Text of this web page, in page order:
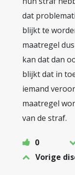
dat
blijkt te
maatregel
kan dat dan
blijkt dat in
iemand
maatregel
van de straf.
0
Vorige